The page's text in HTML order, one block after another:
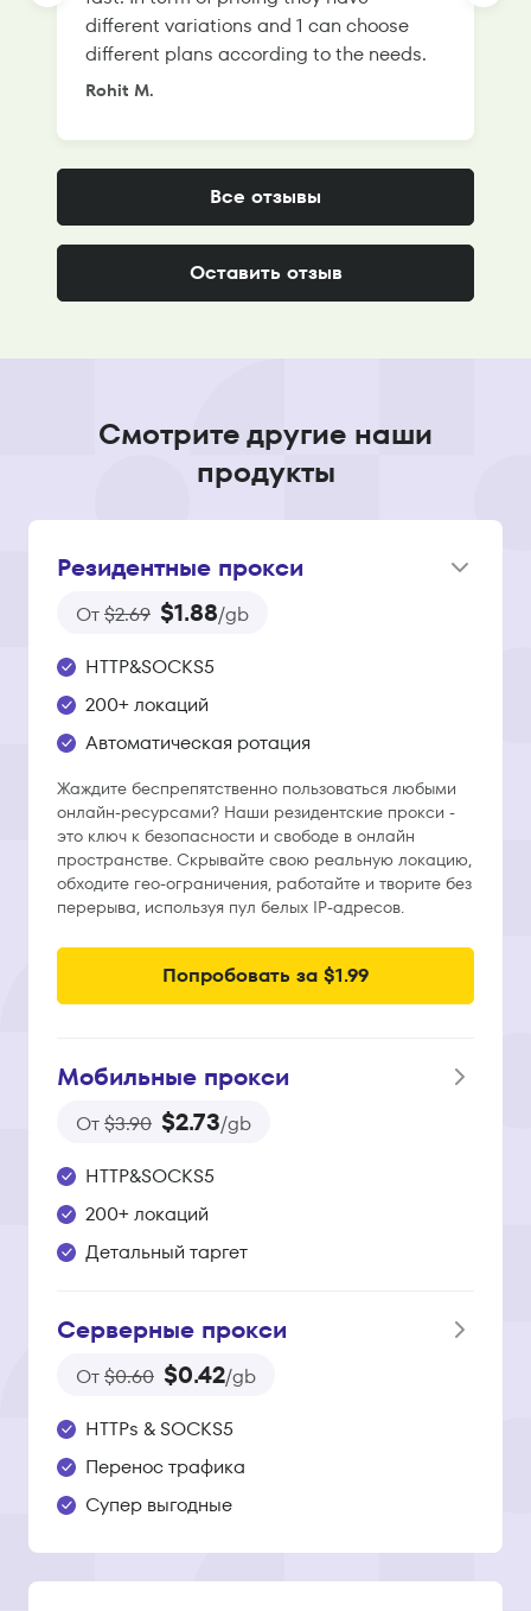
different variations and 1 can choose
different plans according to the needs.
Rohit M.
Все отзывы
Оставить отзыв
Смотрите другие наши
продукты
Резидентные прокси
От$2.69 $1.88/gb
HTTP&SOCKS5
200+ локаций
Автоматическая ротация
Жаждите беспрепятственно пользоваться любыми
онлайн-ресурсами? Наши резидентские прокси -
это ключ к безопасности и свободе в онлайн
пространстве. Скрывайте свою реальную локацию,
обходите гео-ограничения, работайте и творите без
перерыва, используя пул белых IP-адресов.
Попробовать за $1.99
Мобильные прокси
От$3.90 $2.73/gb
HTTP&SOCKS5
200+ локаций
Детальный таргет
Серверные прокси
От$0.60 $0.42/gb
HTTPs & SOCKS5
Перенос трафика
Супер выгодные